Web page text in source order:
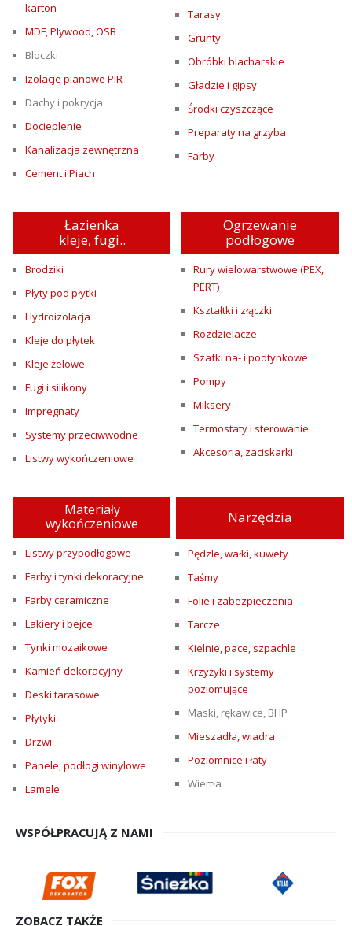
karton
MDF, Plywood, OSB
Bloczki
Izolacje pianowe PIR
Dachy i pokrycja
Docieplenie
Kanalizacja zewnętrzna
Cement i Piach
Tarasy
Grunty
Obróbki blacharskie
Gładzie i gipsy
Środki czyszczące
Preparaty na grzyba
Farby
Łazienka
kleje, fugi..
Brodziki
Płyty pod płytki
Hydroizolacja
Kleje do płytek
Kleje żelowe
Fugi i silikony
Impregnaty
Systemy przeciwwodne
Listwy wykończeniowe
Ogrzewanie
podłogowe
Rury wielowarstwowe (PEX,
PERT)
Kształtki i złączki
Rozdzielacze
Szafki na- i podtynkowe
Pompy
Miksery
Termostaty i sterowanie
Akcesoria, zaciskarki
Materiały
wykończeniowe
Listwy przypodłogowe
Farby i tynki dekoracyjne
Farby ceramiczne
Lakiery i bejce
Tynki mozaikowe
Kamień dekoracyjny
Deski tarasowe
Płytyki
Drzwi
Panele, podłogi winylowe
Lamele
Narzędzia
Pędzle, wałki, kuwety
Taśmy
Folie i zabezpieczenia
Tarcze
Kielnie, pace, szpachle
Krzyżyki i systemy
poziomujące
Maski, rękawice, BHP
Mieszadła, wiadra
Poziomnice i łaty
Wiertła
WSPÓŁPRACUJĄ Z NAMI
ZOBACZ TAKŻE